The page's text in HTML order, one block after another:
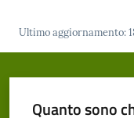
Pieve
Ultimo aggiornamento:
Quanto sono